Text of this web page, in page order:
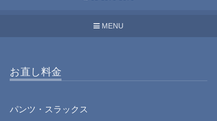
MENU
お直し料金
パンツ・スラックス